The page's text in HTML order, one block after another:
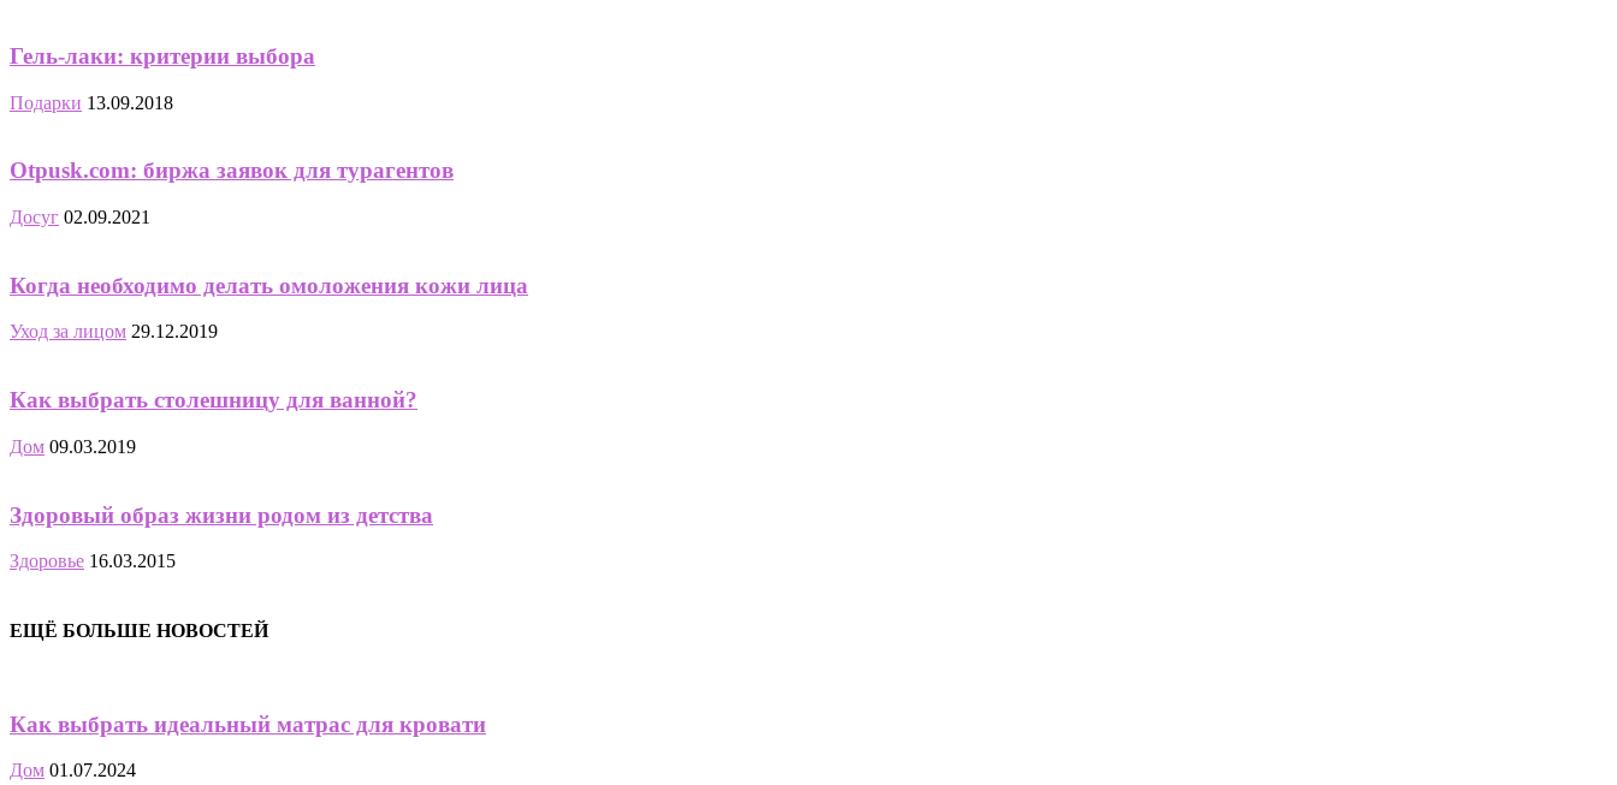
Гель-лаки: критерии выбора
Подарки 13.09.2018
Otpusk.com: биржа заявок для турагентов
Досуг 02.09.2021
Когда необходимо делать омоложения кожи лица
Уход за лицом 29.12.2019
Как выбрать столешницу для ванной?
Дом 09.03.2019
Здоровый образ жизни родом из детства
Здоровье 16.03.2015
ЕЩЁ БОЛЬШЕ НОВОСТЕЙ
Как выбрать идеальный матрас для кровати
Дом 01.07.2024